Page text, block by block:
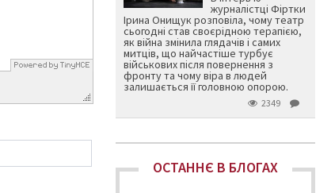
журналістці Фіртки
Ірина Онищук розповіла, чому театр
сьогодні став своєрідною терапією,
як війна змінила глядачів і самих
митців, що найчастіше турбує
військових після повернення з
фронту та чому віра в людей
залишається її головною опорою.
2349
ОСТАННЄ В БЛОГАХ